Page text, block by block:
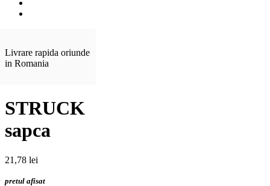
Livrare rapida oriunde
in Romania
STRUCK
sapca
21,78 lei
pretul afisat